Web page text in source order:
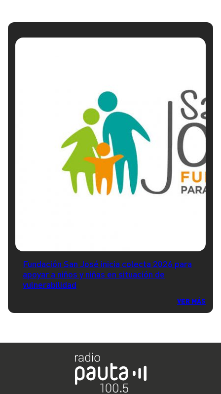
Fundación San José inicia colecta 2026 para
apoyar a niños y niñas en situación de
vulnerabilidad
VER MÁS